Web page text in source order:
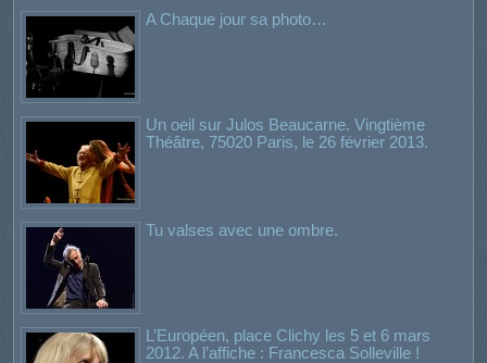
A Chaque jour sa photo…
Un oeil sur Julos Beaucarne. Vingtième
Théâtre, 75020 Paris, le 26 février 2013.
Tu valses avec une ombre.
L’Européen, place Clichy les 5 et 6 mars
2012. A l’affiche : Francesca Solleville !